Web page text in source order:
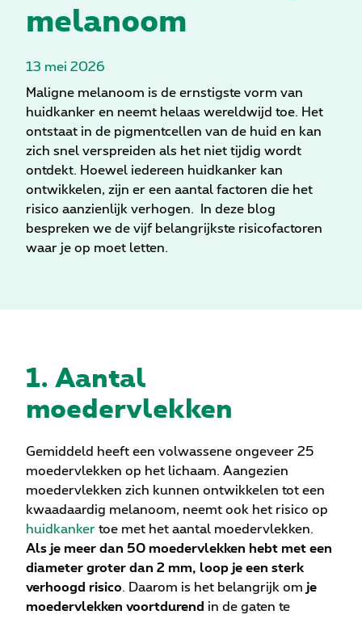
melanoom
13 mei 2026
Maligne melanoom is de ernstigste vorm van
huidkanker en neemt helaas wereldwijd toe. Het
ontstaat in de pigmentcellen van de huid en kan
zich snel verspreiden als het niet tijdig wordt
ontdekt. Hoewel iedereen huidkanker kan
ontwikkelen, zijn er een aantal factoren die het
risico aanzienlijk verhogen. In deze blog
bespreken we de vijf belangrijkste risicofactoren
waar je op moet letten.
1. Aantal
moedervlekken
Gemiddeld heeft een volwassene ongeveer 25
moedervlekken op het lichaam. Aangezien
moedervlekken zich kunnen ontwikkelen tot een
kwaadaardig melanoom, neemt ook het risico op
huidkanker toe met het aantal moedervlekken.
Als je meer dan 50 moedervlekken hebt met een
diameter groter dan 2 mm, loop je een sterk
verhoogd risico. Daarom is het belangrijk om je
moedervlekken voortdurend in de gaten te